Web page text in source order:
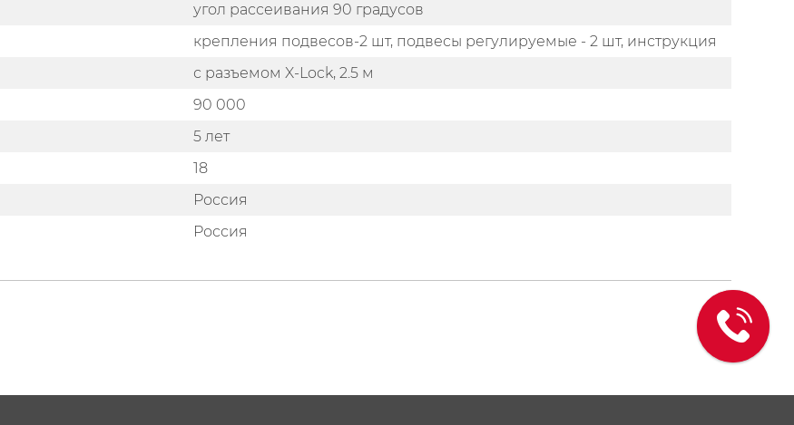
угол рассеивания 90 градусов
крепления подвесов-2 шт, подвесы регулируемые - 2 шт, инструкция
с разъемом X-Lock, 2.5 м
90 000
5 лет
18
Россия
Россия